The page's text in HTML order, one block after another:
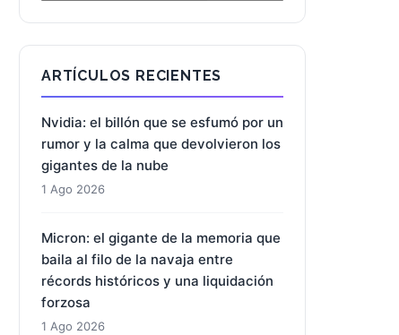
ARTÍCULOS RECIENTES
Nvidia: el billón que se esfumó por un
rumor y la calma que devolvieron los
gigantes de la nube
1 Ago 2026
Micron: el gigante de la memoria que
baila al filo de la navaja entre
récords históricos y una liquidación
forzosa
1 Ago 2026